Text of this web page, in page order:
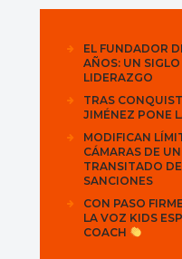
EL FUNDADOR
AÑOS: UN
LIDERAZGO
TRAS
JIMÉNEZ PONE
MODIFICAN
CÁMARAS DE
TRANSITADO
SANCIONES
CON PASO
LA VOZ KIDS
COACH